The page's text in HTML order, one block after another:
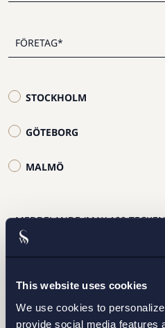
This website uses cookies
We use cookies to
provide social media features
STOCKHOLM
GÖTEBORG
MALMÖ
personuppgiftspolicy